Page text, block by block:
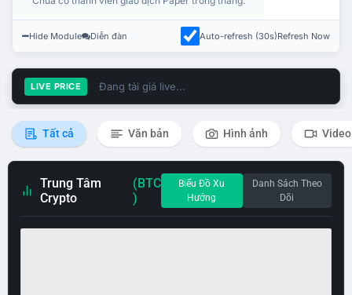
Hide Module Diễn đàn Auto-refresh (30s)Refresh Now
LIVE PRICE Đang tải giá live...
Tất cả Văn bản Hình ảnh Video
Trung Tâm
Crypto
(BTC
)
Biểu Đồ Xu
Hướng
Danh Sách Theo
Dõi